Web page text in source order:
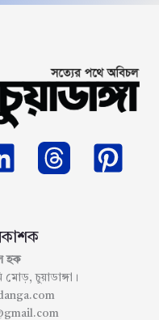
হক
চুয়াডাঙ্গা।